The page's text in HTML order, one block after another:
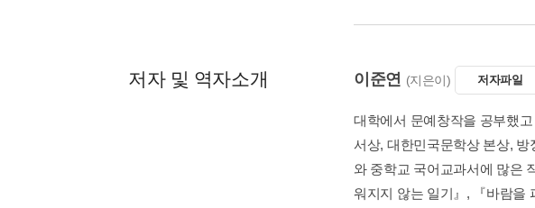
저자 및 역자소개 이준연 (지은이) 저자파일
대학에서 문예창작을 공부했
서상, 대한민국문학상 본상,
와 중학교 국어교과서에 많은
워지지 않는 일기』, 『바람을